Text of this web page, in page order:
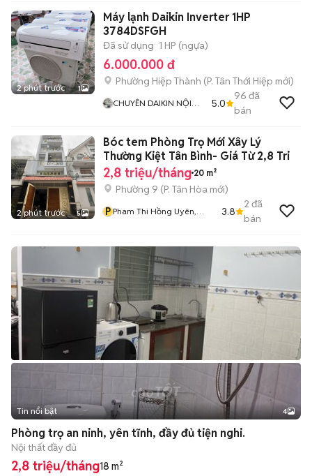
2 phút trước 1
Máy lạnh Daikin Inverter 1HP
3784DSFGH
Đã sử dụng 1 HP (ngựa)
6.000.000 đ
Phường Hiệp Thành (P. Tân Thới Hiệp mới)
CHUYÊN DAIKIN NỘI
5.0
96 đã
bán
2 phút trước 5
Bóc tem Phòng Trọ Mới Xây Lý
Thường Kiệt Tân Bình- Giá Từ 2,8 Tri
2,8 triệu/tháng 20 m²
Phường 9 (P. Tân Hòa mới)
P Pham Thi Hồng Uyên,
3.8
2 đã
bán
Tin nổi bật 4
Phòng trọ an ninh, yên tĩnh, đầy đủ tiện nghi.
Nội thất đầy đủ
2,8 triệu/tháng18 m²